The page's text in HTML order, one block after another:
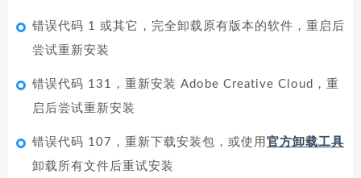
错误代码 1 或其它，完全卸载原有版本的软件，重启后
尝试重新安装
错误代码 131，重新安装 Adobe Creative Cloud，重
启后尝试重新安装
错误代码 107，重新下载安装包，或使用 官方卸载工具
卸载所有文件后重试安装